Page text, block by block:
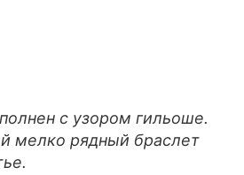
с узором гильоше.
мелко рядный браслет